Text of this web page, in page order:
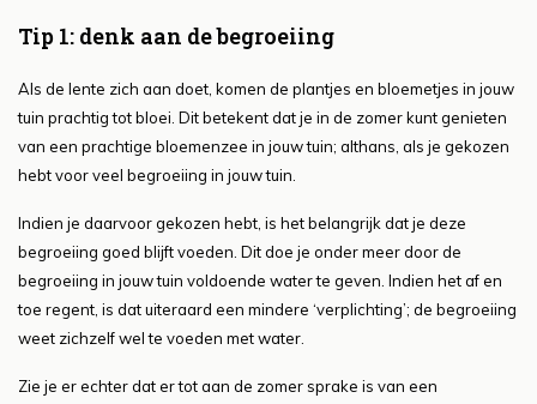
Tip 1: denk aan de begroeiing
Als de lente zich aan doet, komen de plantjes en bloemetjes in jouw
tuin prachtig tot bloei. Dit betekent dat je in de zomer kunt genieten
van een prachtige bloemenzee in jouw tuin; althans, als je gekozen
hebt voor veel begroeiing in jouw tuin.
Indien je daarvoor gekozen hebt, is het belangrijk dat je deze
begroeiing goed blijft voeden. Dit doe je onder meer door de
begroeiing in jouw tuin voldoende water te geven. Indien het af en
toe regent, is dat uiteraard een mindere ‘verplichting’; de begroeiing
weet zichzelf wel te voeden met water.
Zie je er echter dat er tot aan de zomer sprake is van een